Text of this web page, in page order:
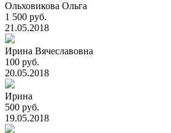
Ольховикова Ольга
1 500 руб.
21.05.2018
Ирина Вячеславовна
100 руб.
20.05.2018
Ирина
500 руб.
19.05.2018